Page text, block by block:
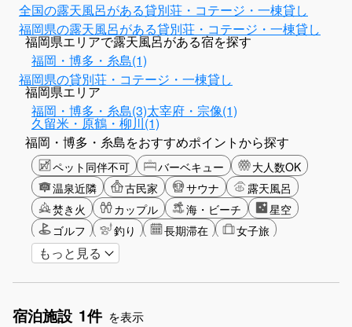
全国の露天風呂がある貸別荘・コテージ・一棟貸し
福岡県の露天風呂がある貸別荘・コテージ・一棟貸し
福岡県エリアで露天風呂がある宿を探す
福岡・博多・糸島(1)
福岡県の貸別荘・コテージ・一棟貸し
福岡県エリア
福岡・博多・糸島(3)太宰府・宗像(1)
久留米・原鶴・柳川(1)
福岡・博多・糸島をおすすめポイントから探す
ペット同伴不可 バーベキュー
大人数OK
温泉近隣
古民家 サウナ
露天風呂
焚き火
カップル 海・ビーチ
星空
ゴルフ
釣り 長期滞在
女子旅
駅から徒歩圏内
もっと見る
宿泊施設 1件 を表示